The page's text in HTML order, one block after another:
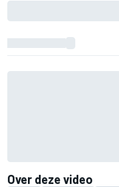
Over deze video